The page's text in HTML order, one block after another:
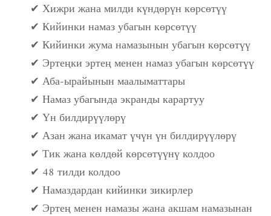
✔ Хижри жана милди күндөрүн көрсөтүү
✔ Кийинки намаз убагын көрсөтүү
✔ Кийинки жума намазынын убагын көрсөтүү
✔ Эртеңки эртең менен намаз убагын көрсөтүү
✔ Аба-ырайынын маалыматтары
✔ Намаз убагында экранды карартуу
✔ Үн билдирүүлөрү
✔ Азан жана икамат үчүн үн билдирүүлөрү
✔ Тик жана көлдөй көрсөтүүнү колдоо
✔ 48 тилди колдоо
✔ Намаздардан кийинки зикирлер
✔ Эртең менен намазы жана акшам намазынан